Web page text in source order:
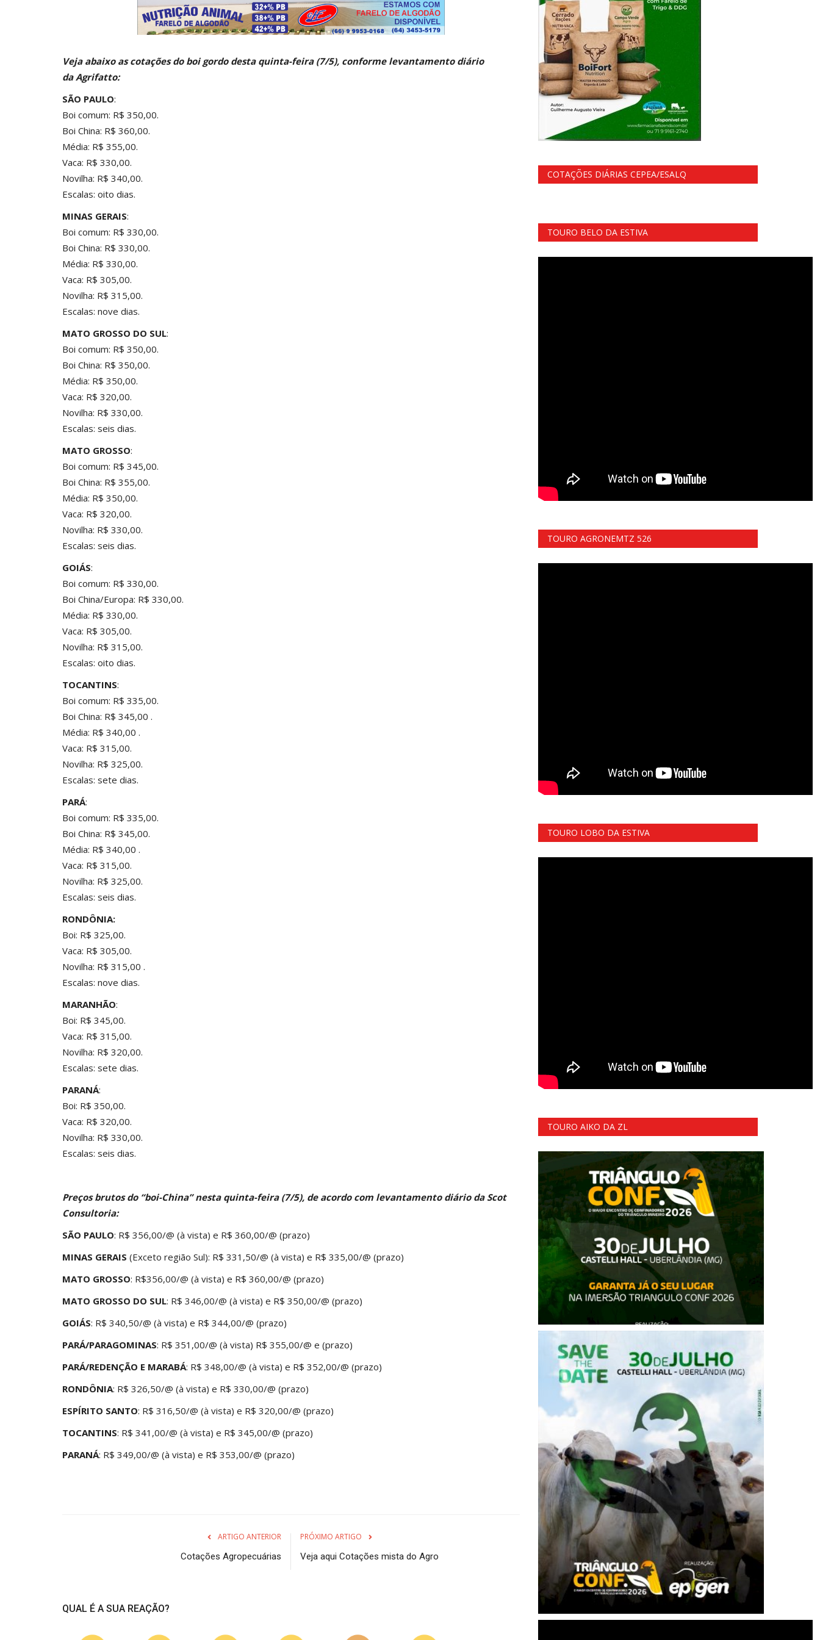
Veja abaixo as cotações do boi gordo desta quinta-feira (7/5), conforme levantamento diário
daAgrifatto:
SÃO PAULO:
Boi comum: R$ 350,00.
Boi China: R$ 360,00.
Média: R$ 355,00.
Vaca: R$ 330,00.
Novilha: R$ 340,00.
Escalas: oito dias.
MINAS GERAIS:
Boi comum: R$ 330,00.
Boi China: R$ 330,00.
Média: R$ 330,00.
Vaca: R$ 305,00.
Novilha: R$ 315,00.
Escalas: nove dias.
MATO GROSSO DO SUL:
Boi comum: R$ 350,00.
Boi China: R$ 350,00.
Média: R$ 350,00.
Vaca: R$ 320,00.
Novilha: R$ 330,00.
Escalas: seis dias.
MATO GROSSO:
Boi comum: R$ 345,00.
Boi China: R$ 355,00.
Média: R$ 350,00.
Vaca: R$ 320,00.
Novilha: R$ 330,00.
Escalas: seis dias.
GOIÁS:
Boi comum: R$ 330,00.
Boi China/Europa: R$ 330,00.
Média: R$ 330,00.
Vaca: R$ 305,00.
Novilha: R$ 315,00.
Escalas: oito dias.
TOCANTINS:
Boi comum: R$ 335,00.
Boi China: R$ 345,00 .
Média: R$ 340,00 .
Vaca: R$ 315,00.
Novilha: R$ 325,00.
Escalas: sete dias.
PARÁ:
Boi comum: R$ 335,00.
Boi China: R$ 345,00.
Média: R$ 340,00 .
Vaca: R$ 315,00.
Novilha: R$ 325,00.
Escalas: seis dias.
RONDÔNIA:
Boi: R$ 325,00.
Vaca: R$ 305,00.
Novilha: R$ 315,00 .
Escalas: nove dias.
MARANHÃO:
Boi: R$ 345,00.
Vaca: R$ 315,00.
Novilha: R$ 320,00.
Escalas: sete dias.
PARANÁ:
Boi: R$ 350,00.
Vaca: R$ 320,00.
Novilha: R$ 330,00.
Escalas: seis dias.
Preços brutos do “boi-China” nesta quinta-feira (7/5), de acordo com levantamento diário da Scot
Consultoria:
SÃO PAULO: R$ 356,00/@ (à vista) e R$ 360,00/@ (prazo)
MINAS GERAIS (Exceto região Sul): R$ 331,50/@ (à vista) e R$ 335,00/@ (prazo)
MATO GROSSO: R$356,00/@ (à vista) e R$ 360,00/@ (prazo)
MATO GROSSO DO SUL: R$ 346,00/@ (à vista) e R$ 350,00/@ (prazo)
GOIÁS: R$ 340,50/@ (à vista) e R$ 344,00/@ (prazo)
PARÁ/PARAGOMINAS: R$ 351,00/@ (à vista) R$ 355,00/@ e (prazo)
PARÁ/REDENÇÃO E MARABÁ: R$ 348,00/@ (à vista) e R$ 352,00/@ (prazo)
RONDÔNIA: R$ 326,50/@ (à vista) e R$ 330,00/@ (prazo)
ESPÍRITO SANTO: R$ 316,50/@ (à vista) e R$ 320,00/@ (prazo)
TOCANTINS: R$ 341,00/@ (à vista) e R$ 345,00/@ (prazo)
PARANÁ: R$ 349,00/@ (à vista) e R$ 353,00/@ (prazo)
ARTIGO ANTERIOR
Cotações Agropecuárias
PRÓXIMO ARTIGO
Veja aqui Cotações mista do Agro
QUAL É A SUA REAÇÃO?
COTAÇÕES DIÁRIAS CEPEA/ESALQ
TOURO BELO DA ESTIVA
TOURO AGRONEMTZ 526
TOURO LOBO DA ESTIVA
TOURO AIKO DA ZL